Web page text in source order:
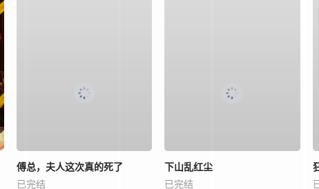
傅总，夫人这次真的死了
已完结
下山乱红尘
已完结